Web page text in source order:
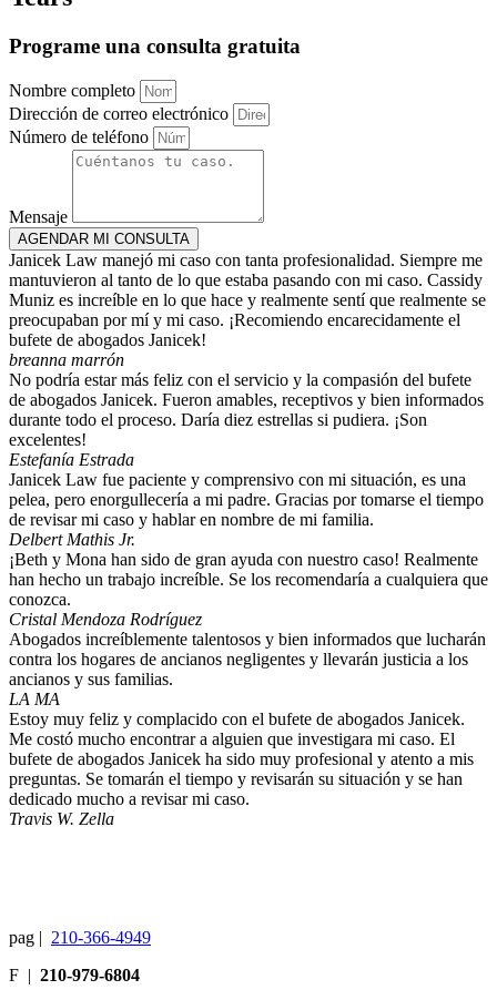
Programe una consulta gratuita
Nombre completo
Dirección de correo electrónico
Número de teléfono
Mensaje
AGENDAR MI CONSULTA
Janicek Law manejó mi caso con tanta profesionalidad. Siempre me
mantuvieron al tanto de lo que estaba pasando con mi caso. Cassidy
Muniz es increíble en lo que hace y realmente sentí que realmente se
preocupaban por mí y mi caso. ¡Recomiendo encarecidamente el
bufete de abogados Janicek!
breanna marrón
No podría estar más feliz con el servicio y la compasión del bufete
de abogados Janicek. Fueron amables, receptivos y bien informados
durante todo el proceso. Daría diez estrellas si pudiera. ¡Son
excelentes!
Estefanía Estrada
Janicek Law fue paciente y comprensivo con mi situación, es una
pelea, pero enorgullecería a mi padre. Gracias por tomarse el tiempo
de revisar mi caso y hablar en nombre de mi familia.
Delbert Mathis Jr.
¡Beth y Mona han sido de gran ayuda con nuestro caso! Realmente
han hecho un trabajo increíble. Se los recomendaría a cualquiera que
conozca.
Cristal Mendoza Rodríguez
Abogados increíblemente talentosos y bien informados que lucharán
contra los hogares de ancianos negligentes y llevarán justicia a los
ancianos y sus familias.
LA MA
Estoy muy feliz y complacido con el bufete de abogados Janicek.
Me costó mucho encontrar a alguien que investigara mi caso. El
bufete de abogados Janicek ha sido muy profesional y atento a mis
preguntas. Se tomarán el tiempo y revisarán su situación y se han
dedicado mucho a revisar mi caso.
Travis W. Zella
pag | 210-366-4949
F | 210-979-6804